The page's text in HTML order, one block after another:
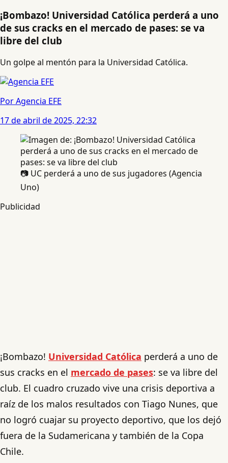
¡Bombazo! Universidad Católica perderá a uno
de sus cracks en el mercado de pases: se va
libre del club
Un golpe al mentón para la Universidad Católica.
Por Agencia EFE
17 de abril de 2025, 22:32
📷 UC perderá a uno de sus jugadores (Agencia
Uno)
Publicidad
¡Bombazo! Universidad Católica perderá a uno de
sus cracks en el mercado de pases: se va libre del
club. El cuadro cruzado vive una crisis deportiva a
raíz de los malos resultados con Tiago Nunes, que
no logró cuajar su proyecto deportivo, que los dejó
fuera de la Sudamericana y también de la Copa
Chile.